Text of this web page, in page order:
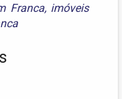
Franca, imóveis